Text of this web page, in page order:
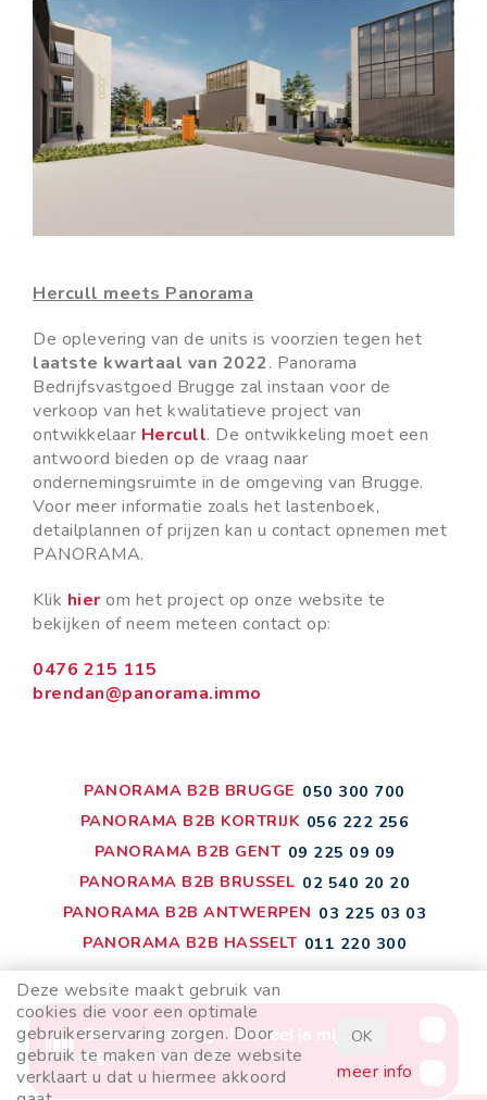
Hercull meets Panorama
De oplevering van de units is voorzien tegen het
laatste kwartaal van 2022. Panorama
Bedrijfsvastgoed Brugge zal instaan voor de
verkoop van het kwalitatieve project van
ontwikkelaar Hercull. De ontwikkeling moet een
antwoord bieden op de vraag naar
ondernemingsruimte in de omgeving van Brugge.
Voor meer informatie zoals het lastenboek,
detailplannen of prijzen kan u contact opnemen met
PANORAMA.
Klik hier om het project op onze website te
bekijken of neem meteen contact op:
0476 215 115
brendan@panorama.immo
PANORAMA B2B BRUGGE 050 300 700
PANORAMA B2B KORTRIJK 056 222 256
PANORAMA B2B GENT 09 225 09 09
PANORAMA B2B BRUSSEL 02 540 20 20
PANORAMA B2B ANTWERPEN 03 225 03 03
PANORAMA B2B HASSELT 011 220 300
disclaimer privacyvoorwaarden
cookiebeleid
Deze website maakt gebruik van
cookies die voor een optimale
gebruikerservaring zorgen. Door
gebruik te maken van deze website
verklaart u dat u hiermee akkoord
OK
meer info